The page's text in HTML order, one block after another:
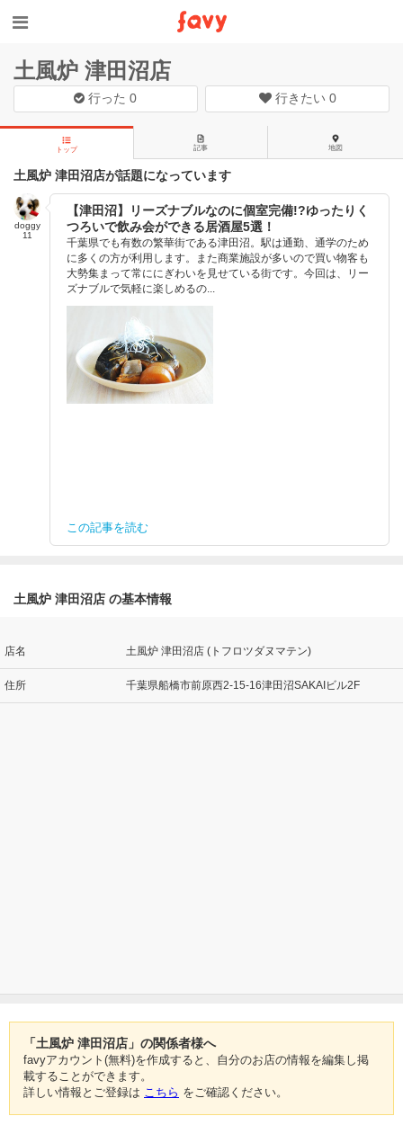
土風炉 津田沼店
行った0 行きたい 0
トップ 記事 地図
土風炉 津田沼店が話題になっています
doggy
11
【津田沼】リーズナブルなのに個室完備!?ゆったりく
つろいで飲み会ができる居酒屋5選！
千葉県でも有数の繁華街である津田沼。駅は通勤、通学のため
に多くの方が利用します。また商業施設が多いので買い物客も
大勢集まって常ににぎわいを見せている街です。今回は、リー
ズナブルで気軽に楽しめるの...
この記事を読む
土風炉 津田沼店 の基本情報
店名 土風炉 津田沼店 (トフロツダヌマテン)
住所 千葉県船橋市前原西2-15-16津田沼SAKAIビル2F
「土風炉 津田沼店」の関係者様へ
favyアカウント(無料)を作成すると、自分のお店の情報を編集し掲
載することができます。
詳しい情報とご登録は こちら をご確認ください。